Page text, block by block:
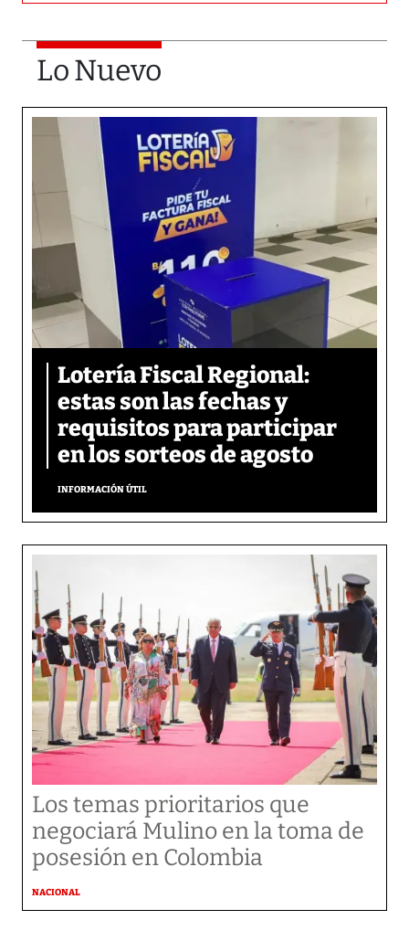
Lo Nuevo
Lotería Fiscal Regional:
estas son las fechas y
requisitos para participar
en los sorteos de agosto
INFORMACIÓN ÚTIL
Los temas prioritarios que
negociará Mulino en la toma de
posesión en Colombia
NACIONAL